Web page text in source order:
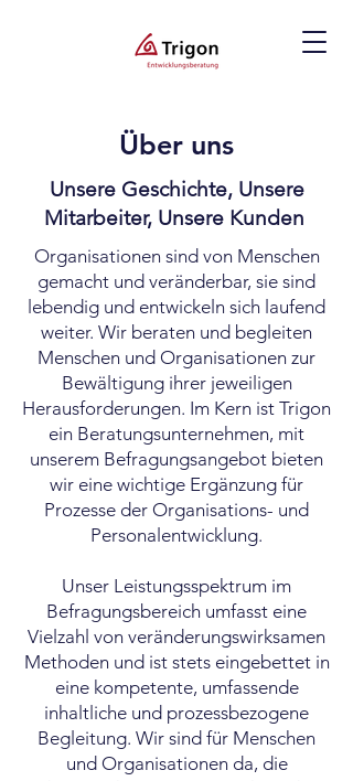
Über uns
Unsere Geschichte, Unsere
Mitarbeiter, Unsere Kunden
Organisationen sind von Menschen
gemacht und veränderbar, sie sind
lebendig und entwickeln sich laufend
weiter. Wir beraten und begleiten
Menschen und Organisationen zur
Bewältigung ihrer jeweiligen
Herausforderungen. Im Kern ist Trigon
ein Beratungsunternehmen, mit
unserem Befragungsangebot bieten
wir eine wichtige Ergänzung für
Prozesse der Organisations- und
Personalentwicklung.
Unser Leistungsspektrum im
Befragungsbereich umfasst eine
Vielzahl von veränderungswirksamen
Methoden und ist stets eingebettet in
eine kompetente, umfassende
inhaltliche und prozessbezogene
Begleitung. Wir sind für Menschen
und Organisationen da, die